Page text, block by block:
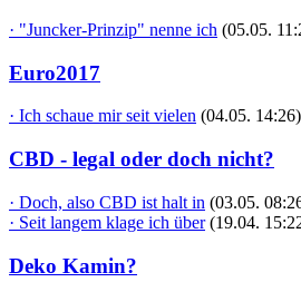
· "Juncker-Prinzip" nenne ich (05.05.
Euro2017
· Ich schaue mir seit vielen (04.05. 14:26)
CBD - legal oder doch nicht?
· Doch, also CBD ist halt in (03.05.
· Seit langem klage ich über (19.04.
Deko Kamin?